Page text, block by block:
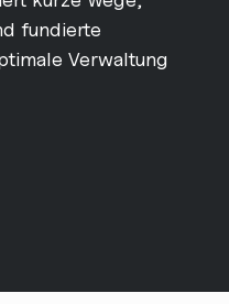
fundierte
Verwaltung